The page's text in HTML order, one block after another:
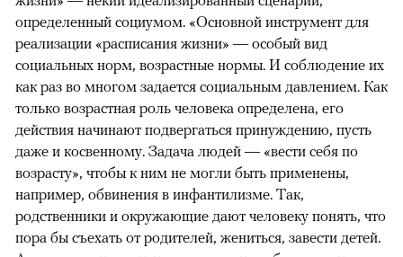
определенный социумом. «Основной инструмент для
реализации «расписания жизни» — особый вид
социальных норм, возрастные нормы. И соблюдение их
как раз во многом задается социальным давлением. Как
только возрастная роль человека определена, его
действия начинают подвергаться принуждению, пусть
даже и косвенному. Задача людей — «вести себя по
возрасту», чтобы к ним не могли быть применены,
например, обвинения в инфантилизме. Так,
родственники и окружающие дают человеку понять, что
пора бы съехать от родителей, жениться, завести детей.